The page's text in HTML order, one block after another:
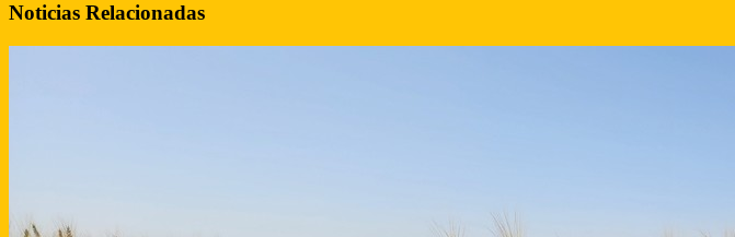
Noticias Relacionadas